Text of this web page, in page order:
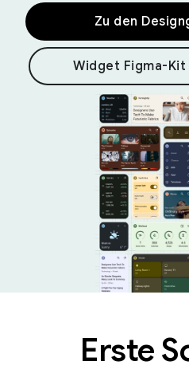
Zu den
Widget Figma-
Erste